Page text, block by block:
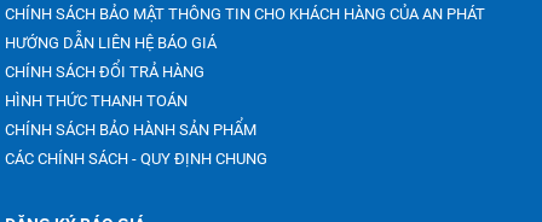
thể của bạc đạn.
Vòng trong: Đây là vòng bên trong của bạc đạn, có lỗ
tròn để lắp vào trục hoặc bộ phận cần nhận lực đẩy.
Phớt chặn: Đây là bộ phận bắt buộc phải có để ngăn
CHÍNH SÁCH BẢO MẬT THÔNG TIN CHO KHÁCH HÀNG CỦA AN PHÁT
HƯỚNG DẪN LIÊN HỆ BÁO GIÁ
CHÍNH SÁCH ĐỔI TRẢ HÀNG
HÌNH THỨC THANH TOÁN
CHÍNH SÁCH BẢO HÀNH SẢN PHẨM
CÁC CHÍNH SÁCH - QUY ĐỊNH CHUNG